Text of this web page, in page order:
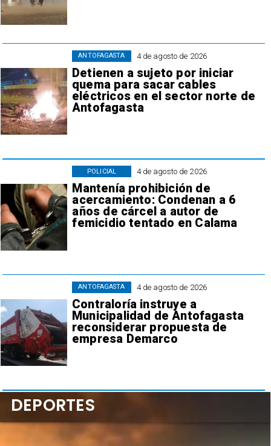
4 de agosto de 2026
Detienen a sujeto por iniciar
quema para sacar cables
eléctricos en el sector norte de
Antofagasta
ANTOFAGASTA
4 de agosto de 2026
Mantenía prohibición de
acercamiento: Condenan a 6
años de cárcel a autor de
femicidio tentado en Calama
POLICIAL
4 de agosto de 2026
Contraloría instruye a
Municipalidad de Antofagasta
reconsiderar propuesta de
empresa Demarco
ANTOFAGASTA
DEPORTES